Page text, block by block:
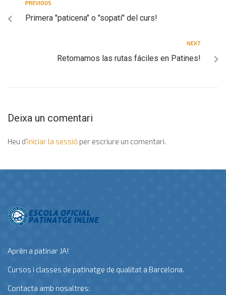
PREVIOUS
Primera "paticena" o "sopatí" del curs!
NEXT
Retomamos las rutas fáciles en Patines!
Deixa un comentari
Heu d'iniciar la sessió per escriure un comentari.
Aprèn a patinar JA!
Cursos i classes de patinatge de qualitat a Barcelona.
Contacta amb nosaltres: